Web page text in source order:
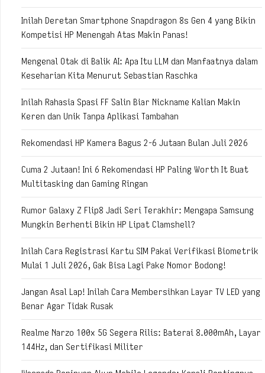
Inilah Deretan Smartphone Snapdragon 8s Gen 4 yang Bikin
Kompetisi HP Menengah Atas Makin Panas!
Mengenal Otak di Balik AI: Apa Itu LLM dan Manfaatnya dalam
Keseharian Kita Menurut Sebastian Raschka
Inilah Rahasia Spasi FF Salin Biar Nickname Kalian Makin
Keren dan Unik Tanpa Aplikasi Tambahan
Rekomendasi HP Kamera Bagus 2-6 Jutaan Bulan Juli 2026
Cuma 2 Jutaan! Ini 6 Rekomendasi HP Paling Worth It Buat
Multitasking dan Gaming Ringan
Rumor Galaxy Z Flip8 Jadi Seri Terakhir: Mengapa Samsung
Mungkin Berhenti Bikin HP Lipat Clamshell?
Inilah Cara Registrasi Kartu SIM Pakai Verifikasi Biometrik
Mulai 1 Juli 2026, Gak Bisa Lagi Pake Nomor Bodong!
Jangan Asal Lap! Inilah Cara Membersihkan Layar TV LED yang
Benar Agar Tidak Rusak
Realme Narzo 100x 5G Segera Rilis: Baterai 8.000mAh, Layar
144Hz, dan Sertifikasi Militer